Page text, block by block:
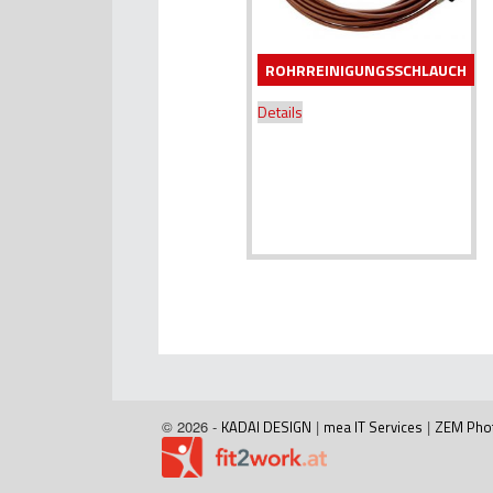
ROHRREINIGUNGSSCHLAUCH
Details
© 2026 - KADAI DESIGN | mea IT Services | ZEM